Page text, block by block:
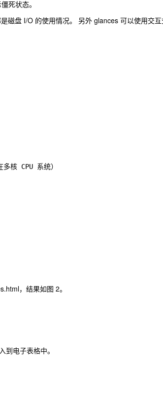
死状态。
磁盘 I/O 的使用情况。 另外 glances 可以使用交
核 CPU 系统）
，结果如图 2。
电子表格中。